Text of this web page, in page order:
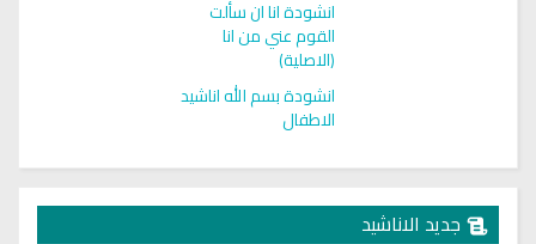
انشودة انا ان سألت
القوم عني من انا
(الاصلية)
انشودة بسم الله اناشيد
الاطفال
جديد الاناشيد